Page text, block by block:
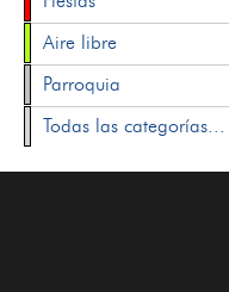
Aire libre
Parroquia
Todas las categorías...